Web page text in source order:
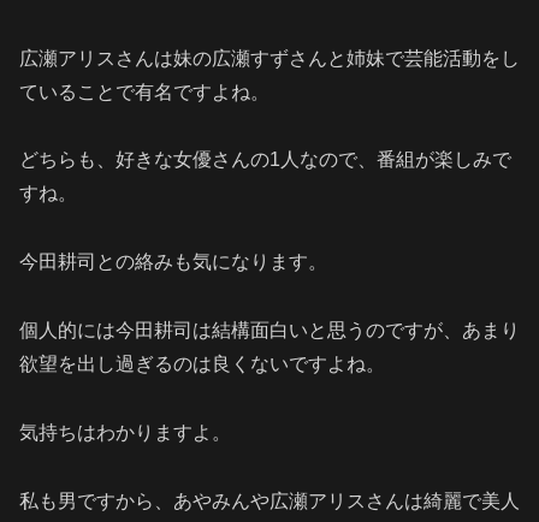
広瀬アリスさんは妹の広瀬すずさんと姉妹で芸能活動をし
ていることで有名ですよね。
どちらも、好きな女優さんの1人なので、番組が楽しみで
すね。
今田耕司との絡みも気になります。
個人的には今田耕司は結構面白いと思うのですが、あまり
欲望を出し過ぎるのは良くないですよね。
気持ちはわかりますよ。
私も男ですから、あやみんや広瀬アリスさんは綺麗で美人